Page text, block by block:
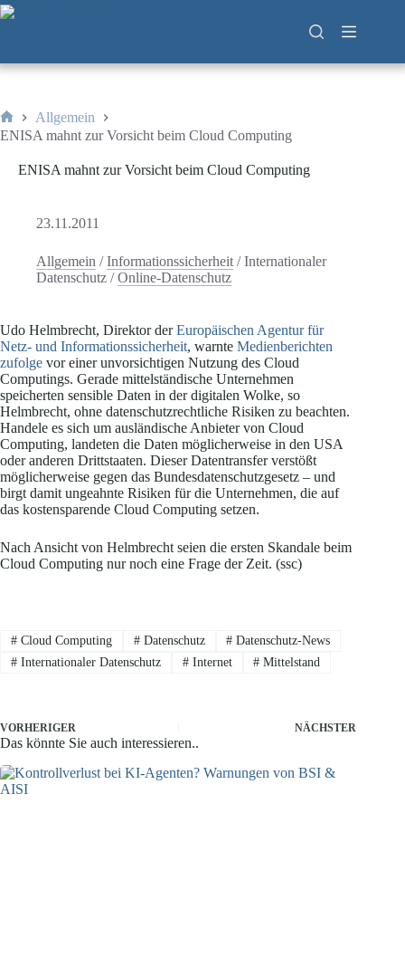
Zum
Inhalt
Start
Allgemein
ENISA mahnt zur Vorsicht beim Cloud Computing
ENISA mahnt zur Vorsicht beim Cloud Computing
23.11.2011
Allgemein /Informationssicherheit /Internationaler
Datenschutz /Online-Datenschutz
Udo Helmbrecht, Direktor derEuropäischen Agentur für
Netz- und Informationssicherheit, warnte Medienberichten
zufolge vor einer unvorsichtigen Nutzung des Cloud
Computings. Gerade mittelständische Unternehmen
speicherten sensible Daten in der digitalen Wolke, so
Helmbrecht, ohne datenschutzrechtliche Risiken zu beachten.
Handele es sich um ausländische Anbieter von Cloud
Computing, landeten die Daten möglicherweise in den USA
oder anderen Drittstaaten. Dieser Datentransfer verstößt
möglicherweise gegen das Bundesdatenschutzgesetz – und
birgt damit ungeahnte Risiken für die Unternehmen, die auf
das kostensparende Cloud Computing setzen.
Nach Ansicht von Helmbrecht seien die ersten Skandale beim
Cloud Computing nur noch eine Frage der Zeit. (ssc)
#Cloud Computing #Datenschutz # Datenschutz-News
#Internationaler Datenschutz #Internet # Mittelstand
VORHERIGER NÄCHSTER
Das könnte Sie auch interessieren..